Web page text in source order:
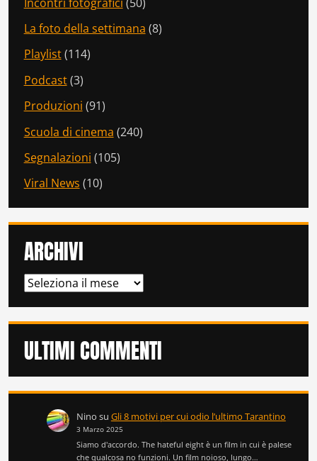
La foto della settimana (8)
Playlist(114)
Podcast(3)
Produzioni (91)
Scuola di cinema (240)
Segnalazioni (105)
Viral News (10)
ARCHIVI
ARCHIVI
ULTIMI COMMENTI
Nino su Gli 8 motivi per cui odio l’ultimo Tarantino
3 Marzo 2025
Siamo d'accordo. The hateful eight è un film in cui è palese
che qualcosa no funzioni. Un film noioso, lungo…